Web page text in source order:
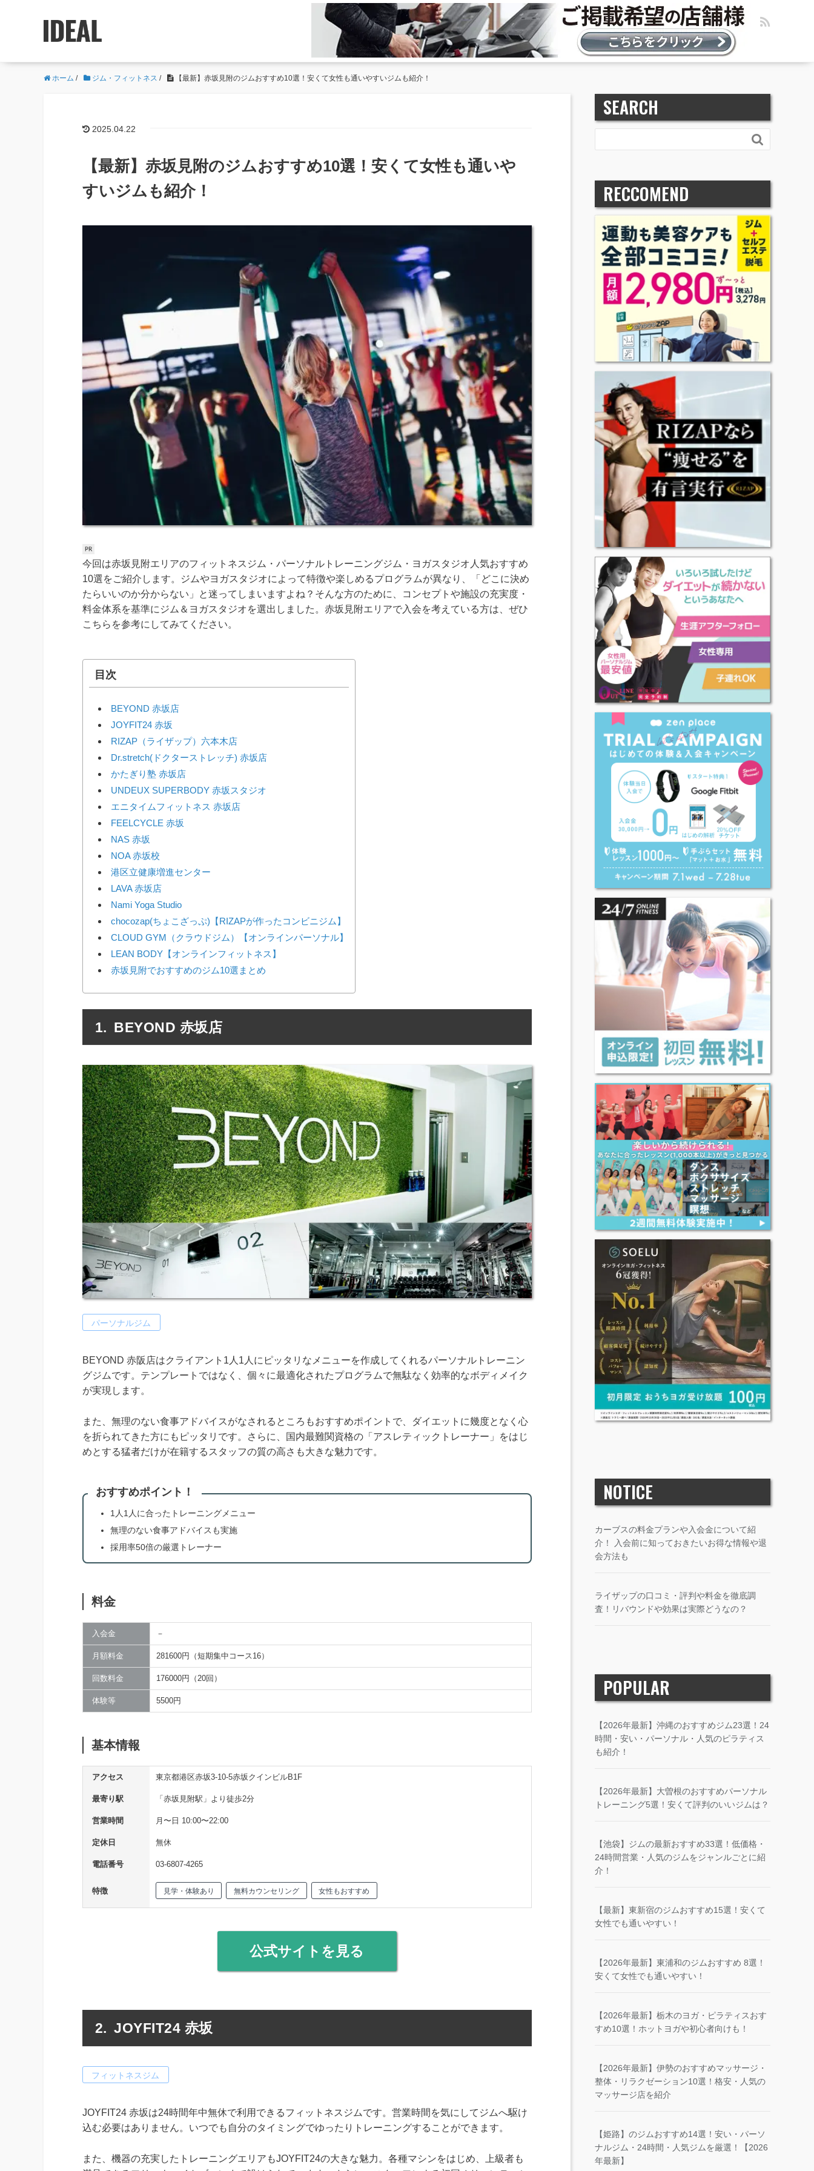
ホーム / ジム・フィットネス / 【最新】赤坂見附のジムおすすめ10選！安くて女性も通いやすいジムも紹介！
2025.04.22
【最新】赤坂見附のジムおすすめ10選！安くて女性も通いや
すいジムも紹介！
今回は赤坂見附エリアのフィットネスジム・パーソナルトレーニングジム・ヨガスタジオ人気おすすめ
10選をご紹介します。ジムやヨガスタジオによって特徴や楽しめるプログラムが異なり、「どこに決め
たらいいのか分からない」と迷ってしまいますよね？そんな方のために、コンセプトや施設の充実度・
料金体系を基準にジム＆ヨガスタジオを選出しました。赤坂見附エリアで入会を考えている方は、ぜひ
こちらを参考にしてみてください。
目次
BEYOND 赤坂店
JOYFIT24 赤坂
RIZAP（ライザップ）六本木店
Dr.stretch(ドクターストレッチ) 赤坂店
かたぎり塾 赤坂店
UNDEUX SUPERBODY 赤坂スタジオ
エニタイムフィットネス 赤坂店
FEELCYCLE 赤坂
NAS 赤坂
NOA 赤坂校
港区立健康増進センター
LAVA 赤坂店
Nami Yoga Studio
chocozap(ちょこざっぷ)【RIZAPが作ったコンビニジム】
CLOUD GYM（クラウドジム）【オンラインパーソナル】
LEAN BODY【オンラインフィットネス】
赤坂見附でおすすめのジム10選まとめ
BEYOND 赤坂店
パーソナルジム
BEYOND 赤阪店はクライアント1人1人にピッタリなメニューを作成してくれるパーソナルトレーニン
グジムです。テンプレートではなく、個々に最適化されたプログラムで無駄なく効率的なボディメイク
が実現します。
また、無理のない食事アドバイスがなされるところもおすすめポイントで、ダイエットに幾度となく心
を折られてきた方にもピッタリです。さらに、国内最難関資格の「アスレティックトレーナー」をはじ
めとする猛者だけが在籍するスタッフの質の高さも大きな魅力です。
おすすめポイント！
1人1人に合ったトレーニングメニュー
無理のない食事アドバイスも実施
採用率50倍の厳選トレーナー
料金
入会金 －
月額料金 281600円（短期集中コース16）
回数料金 176000円（20回）
体験等 5500円
基本情報
アクセス 東京都港区赤坂3-10-5赤坂クインビルB1F
最寄り駅 「赤坂見附駅」より徒歩2分
営業時間 月〜日 10:00〜22:00
定休日 無休
電話番号 03-6807-4265
特徴 見学・体験あり 無料カウンセリング 女性もおすすめ
公式サイトを見る
JOYFIT24 赤坂
フィットネスジム
JOYFIT24 赤坂は24時間年中無休で利用できるフィットネスジムです。営業時間を気にしてジムへ駆け
込む必要はありません。いつでも自分のタイミングでゆったりトレーニングすることができます。
また、機器の充実したトレーニングエリアもJOYFIT24の大きな魅力。各種マシンをはじめ、上級者も
SEARCH

RECCOMEND
NOTICE
カーブスの料金プランや入会金について紹
介！ 入会前に知っておきたいお得な情報や退
会方法も
ライザップの口コミ・評判や料金を徹底調
査！リバウンドや効果は実際どうなの？
POPULAR
【2026年最新】沖縄のおすすめジム23選！24
時間・安い・パーソナル・人気のピラティス
も紹介！
【2026年最新】大曽根のおすすめパーソナル
トレーニング5選！安くて評判のいいジムは？
【池袋】ジムの最新おすすめ33選！低価格・
24時間営業・人気のジムをジャンルごとに紹
介！
【最新】東新宿のジムおすすめ15選！安くて
女性でも通いやすい！
【2026年最新】東浦和のジムおすすめ 8選！
安くて女性でも通いやすい！
【2026年最新】栃木のヨガ・ピラティスおす
すめ10選！ホットヨガや初心者向けも！
【2026年最新】伊勢のおすすめマッサージ・
整体・リラクゼーション10選！格安・人気の
マッサージ店を紹介
【姫路】のジムおすすめ14選！安い・パーソ
ナルジム・24時間・人気ジムを厳選！【2026
年最新】